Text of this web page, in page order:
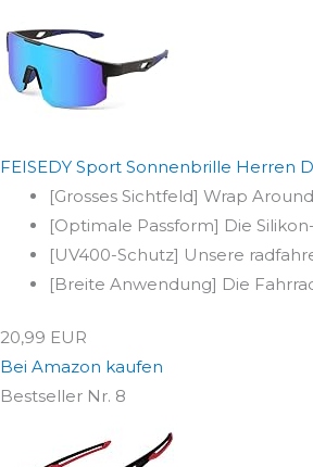
FEISEDY Sport Sonnenbrille Herren
[Grosses Sichtfeld] Wrap
[Optimale Passform] Die
[UV400-Schutz] Unsere
[Breite Anwendung] Die
20,99 EUR
Bei Amazon kaufen
Bestseller Nr. 8